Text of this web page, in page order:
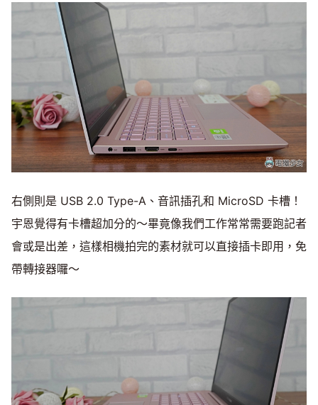
右側則是 USB 2.0 Type-A、音訊插孔和 MicroSD 卡槽！
宇恩覺得有卡槽超加分的～畢竟像我們工作常常需要跑記者
會或是出差，這樣相機拍完的素材就可以直接插卡即用，免
帶轉接器囉～